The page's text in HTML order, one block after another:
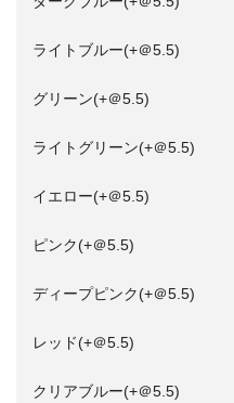
ライトブルー(+＠5.5)
グリーン(+＠5.5)
ライトグリーン(+＠5.5)
イエロー(+＠5.5)
ピンク(+＠5.5)
ディープピンク(+＠5.5)
レッド(+＠5.5)
クリアブルー(+＠5.5)